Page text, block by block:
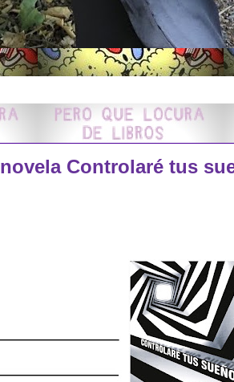
Controlaré tus